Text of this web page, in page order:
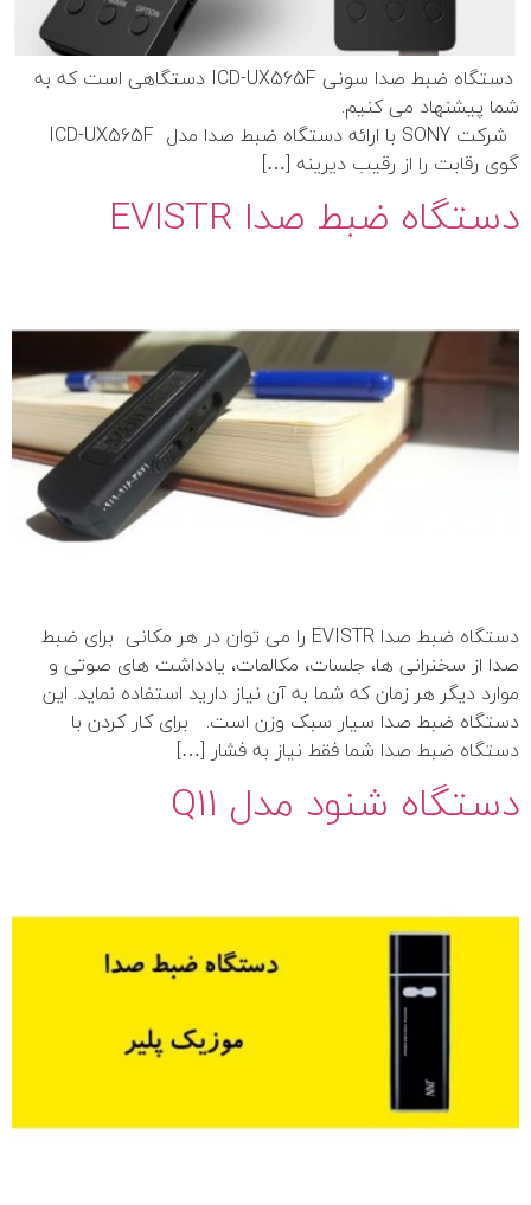
دستگاه ضبط صدا سونی ICD-UX565F دستگاهی است که به
شما پیشنهاد می کنیم.
گوی رقابت را از رقیب دیرینه […]
دستگاه ضبط صدا EVISTR
دستگاه ضبط صدا EVISTR را می توان در هر مکانی برای ضبط
صدا از سخنرانی ها، جلسات، مکالمات، یادداشت های صوتی و
موارد دیگر هر زمان که شما به آن نیاز دارید استفاده نماید. این
دستگاه ضبط صدا سیار سبک وزن است. برای کار کردن با
دستگاه ضبط صدا شما فقط نیاز به فشار […]
دستگاه شنود مدل Q11